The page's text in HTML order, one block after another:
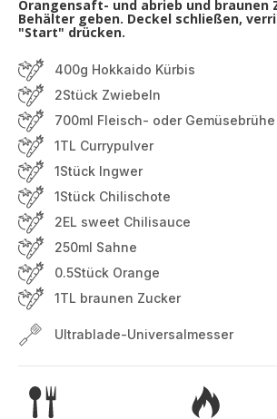
Orangensaft- und abrieb und braunen
Behälter geben. Deckel schließen,
"Start" drücken.
400g Hokkaido Kürbis
2Stück Zwiebeln
700ml Fleisch- oder Gemüsebrühe
1TL Currypulver
1Stück Ingwer
1Stück Chilischote
2EL sweet Chilisauce
250ml Sahne
0.5Stück Orange
1TL braunen Zucker
Ultrablade-Universalmesser